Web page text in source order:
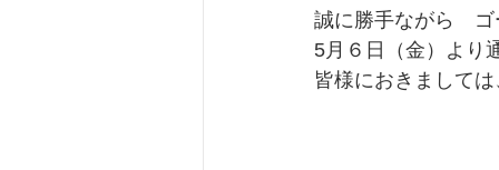
誠に勝手ながら　
5月６日（金）より
皆様におきまして